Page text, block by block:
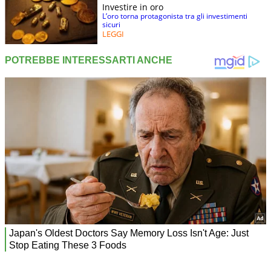
Investire in oro
L’oro torna protagonista tra gli investimenti
sicuri
LEGGI